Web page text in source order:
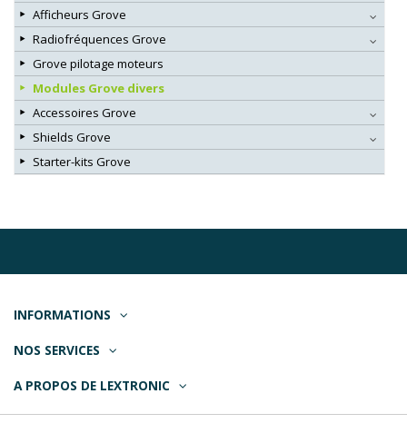
Afficheurs Grove
Radiofréquences Grove
Grove pilotage moteurs
Modules Grove divers
Accessoires Grove
Shields Grove
Starter-kits Grove
INFORMATIONS
NOS SERVICES
A PROPOS DE LEXTRONIC